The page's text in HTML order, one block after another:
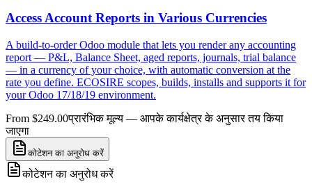
Access Account Reports in Various Currencies
A build-to-order Odoo module that lets you render any accounting
report — P&L, Balance Sheet, aged reports, journals, trial balance
— in a currency of your choice, with automatic conversion at the
rate you define. ECOSIRE scopes, builds, installs and supports it for
your Odoo 17/18/19 environment.
From $249.00प्रारंभिक मूल्य — आपके कार्यक्षेत्र के अनुसार तय किया
जाएगा
कोटेशन का अनुरोध करें
कोटेशन का अनुरोध करें